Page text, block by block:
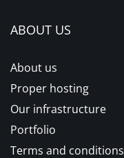
ABOUT US
About us
Proper hosting
Our infrastructure
Portfolio
Terms and conditions